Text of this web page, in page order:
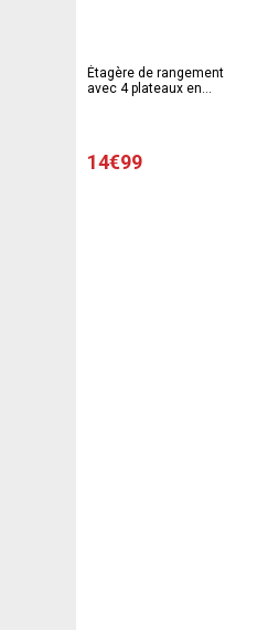
Étagère de rangement
avec 4 plateaux en
14€99